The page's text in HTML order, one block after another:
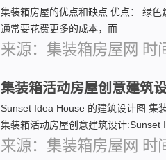
集装箱房屋的优点和缺点 优点： 绿
通常要花费更多的成本，而
来源：集装箱房屋网 时
集装箱活动房屋创意建筑
Sunset Idea House 的建筑设计图 集
集装箱活动房屋创意建筑设计:Sunset
来源：集装箱房屋网 时